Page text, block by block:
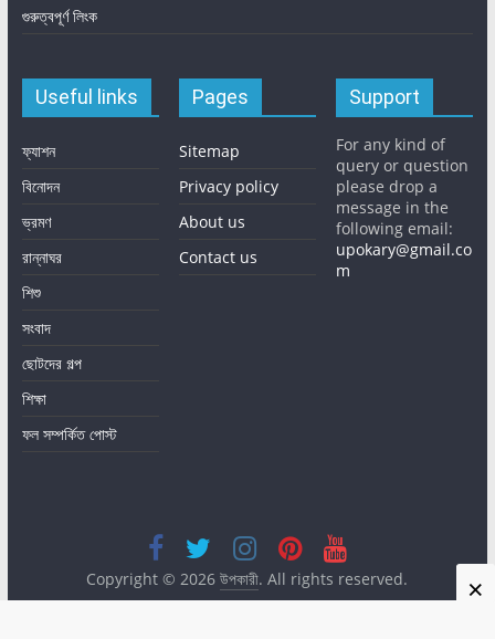
×
গুরুত্বপূর্ণ লিংক
Useful links
ফ্যাশন
বিনোদন
ভ্রমণ
রান্নাঘর
শিশু
সংবাদ
ছোটদের গল্প
শিক্ষা
ফল সম্পর্কিত পোস্ট
Pages
Sitemap
Privacy policy
About us
Contact us
Support
For any kind of
query or question
please drop a
message in the
following email:
upokary@gmail.co
m
Copyright © 2026উপকারী. All rights reserved.